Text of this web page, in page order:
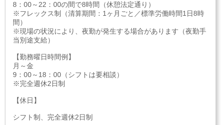
8：00～22：00の間で8時間（休憩法定通り）
※フレックス制（清算期間：1ヶ月ごと／標準労働時間1日8時
間）
※現場の状況により、夜勤が発生する場合があります（夜勤手
当別途支給）
【勤務曜日時間例】
月～金
9：00～18：00（シフトは要相談）
※完全週休2日制
【休日】
シフト制、完全週休2日制